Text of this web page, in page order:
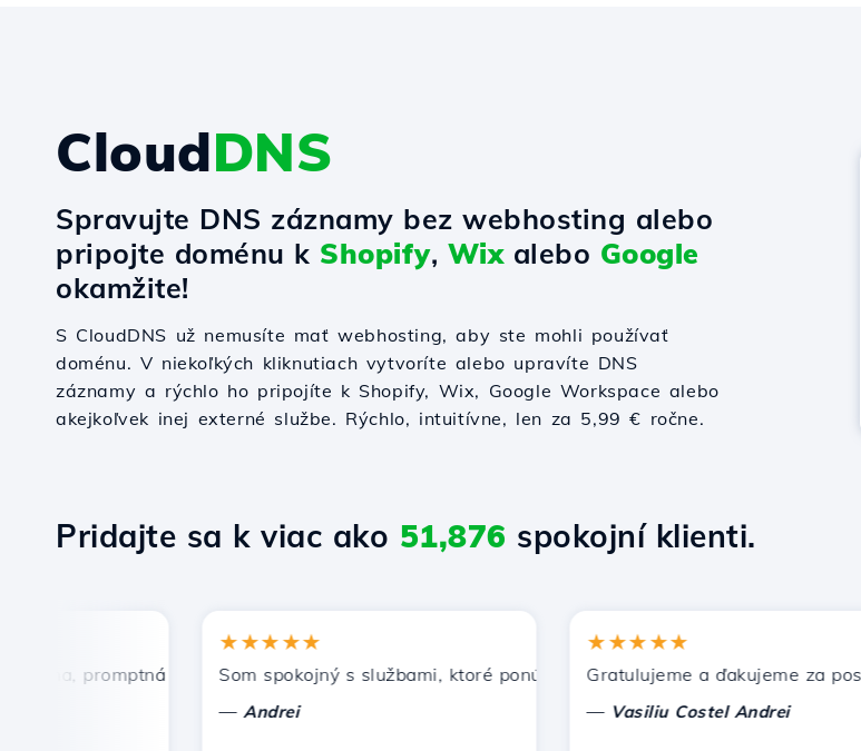
CloudDNS
Spravujte DNS záznamy bez webhosting alebo
pripojte doménu k Shopify, Wixalebo Google
okamžite!
S CloudDNS už nemusíte mať webhosting, aby ste mohli používať
doménu. V niekoľkých kliknutiach vytvoríte alebo upravíte DNS
záznamy a rýchlo ho pripojíte k Shopify, Wix, Google Workspace alebo
akejkoľvek inej externé službe. Rýchlo, intuitívne, len za 5,99 € ročne.
Pridajte sa k viac ako 51,876 spokojní klienti.
promptná a efektívna technická podpora.
★★★★★
Som spokojný s službami, ktoré ponúka Hostico. Odporučil som vás iným
Andrei
★★★★★
Gratulujeme a ďakujeme za
Vasiliu Costel Andrei